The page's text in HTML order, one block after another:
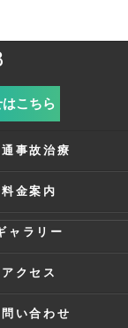
こちら
事故治療
料金案内
ャラリー
アクセス
い合わせ